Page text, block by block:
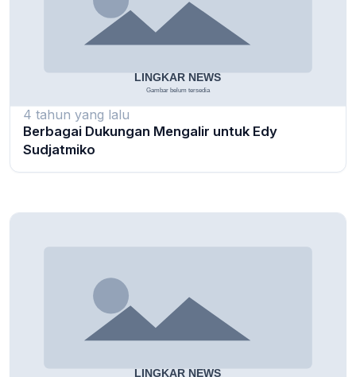
4 tahun yang lalu
Berbagai Dukungan Mengalir untuk Edy
Sudjatmiko